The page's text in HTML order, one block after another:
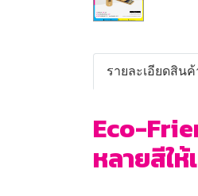
รายละเอียดสินค้
Eco-
หลายสีใ